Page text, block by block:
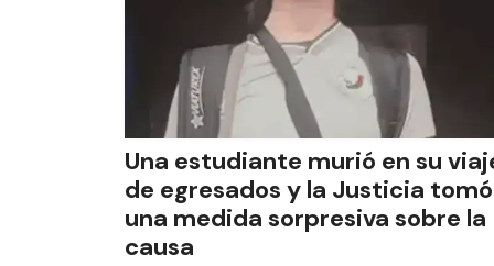
Una estudiante murió en su
de egresados y la Justicia tomó
una medida sorpresiva sobre la
causa